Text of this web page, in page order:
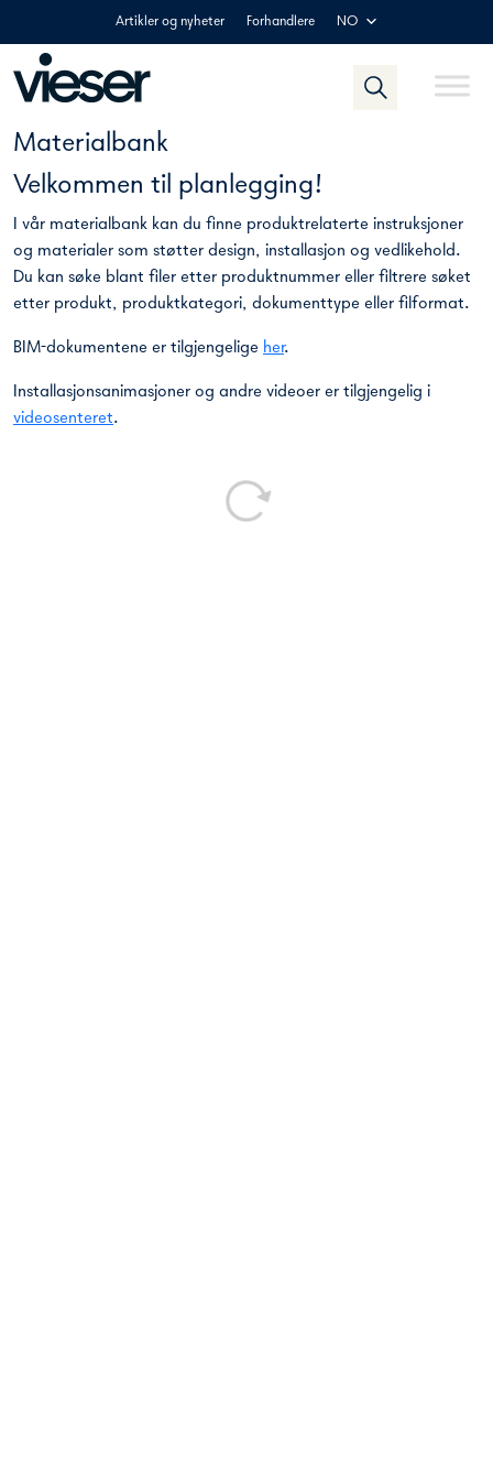
content
Artikler og nyheter Forhandlere NO
Materialbank
Velkommen til planlegging!
I vår materialbank kan du finne produktrelaterte instruksjoner
og materialer som støtter design, installasjon og vedlikehold.
Du kan søke blant filer etter produktnummer eller filtrere søket
etter produkt, produktkategori, dokumenttype eller filformat.
BIM-dokumentene er tilgjengelige her.
Installasjonsanimasjoner og andre videoer er tilgjengelig i
videosenteret.